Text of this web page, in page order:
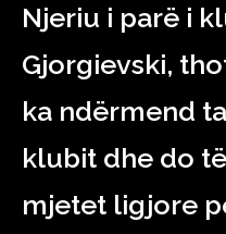
Njeriu i parë i
Gjorgievski,
ka ndërmend
klubit dhe do
mjetet ligjore